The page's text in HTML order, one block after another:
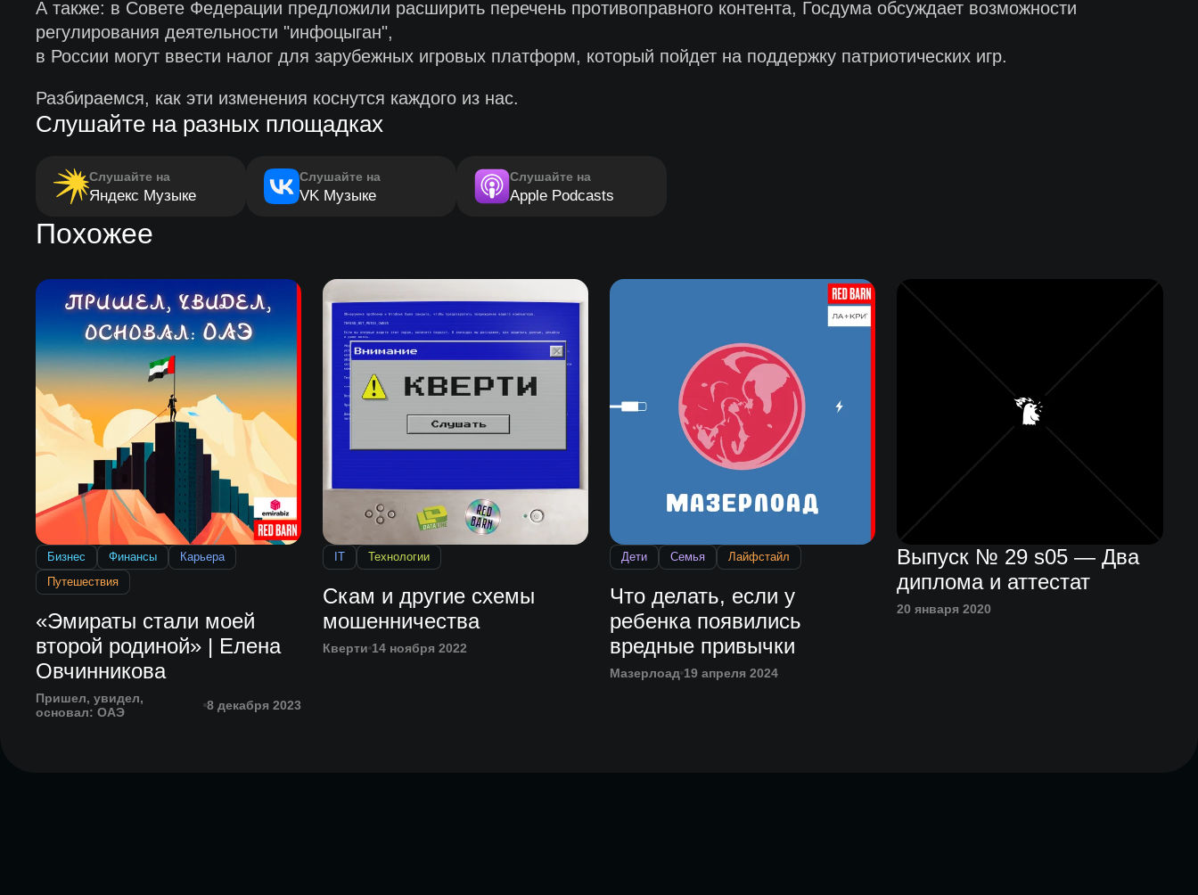
А также: в Совете Федерации предложили расширить перечень противоправного контента, Госдума обсуждает возможности
регулирования деятельности "инфоцыган",
в России могут ввести налог для зарубежных игровых платформ, который пойдет на поддержку патриотических игр.
Разбираемся, как эти изменения коснутся каждого из нас.
Слушайте на разных площадках
Слушайте на
Яндекс Музыке
Слушайте на
VK Музыке
Слушайте на
Apple Podcasts
Похожее
Бизнес Финансы
Карьера
Путешествия
«Эмираты стали моей
второй родиной» | Елена
Овчинникова
Пришел, увидел,
основал: ОАЭ
8 декабря 2023
IT Технологии
Скам и другие схемы
мошенничества
Кверти 14 ноября 2022
Дети Семья Лайфстайл
Что делать, если у
ребенка появились
вредные привычки
Мазерлоад 19 апреля 2024
Выпуск № 29 s05 — Два
диплома и аттестат
20 января 2020